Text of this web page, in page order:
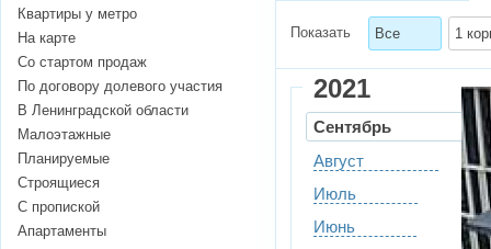
Показать Все 1
2021
Сентябрь
Август
Июль
Июнь
Квартиры у метро
На карте
Со стартом продаж
По договору долевого участия
В Ленинградской области
Малоэтажные
Планируемые
Строящиеся
С пропиской
Апартаменты